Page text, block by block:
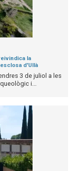
la
d'Ullà
3 de juliol a les
i...